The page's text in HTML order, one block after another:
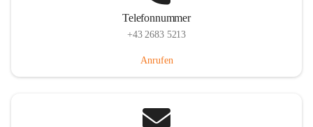
Telefonnummer
+43 2683 5213
Anrufen